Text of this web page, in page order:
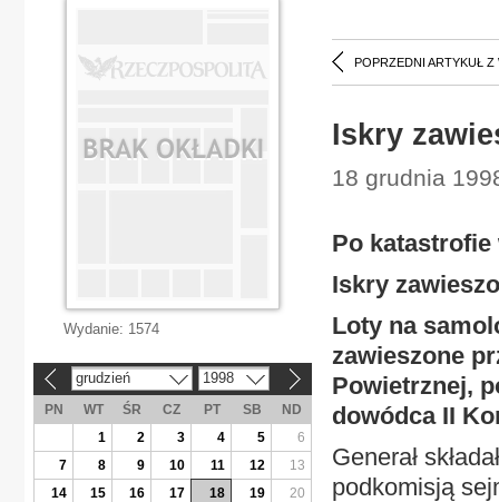
POPRZEDNI ARTYKUŁ Z
Iskry
18 grudnia
Po katastrofie
Iskry
Loty na
zawieszone
Powietrznej,
dowódca II
Generał
podkomisją
Wydanie: 1574
grudzień 1998
PN WT ŚR CZ PT SB
ND
1
2 3 4 5
6
7
8 9 10 11 12
13
14
15 16 17 18 19
20